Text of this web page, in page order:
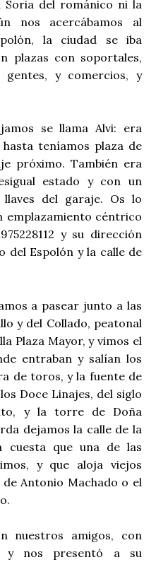
del románico ni la
nos acercábamos al
la ciudad se iba
plazas con soportales,
y comercios, y
se llama Alvi: era
teníamos plaza de
próximo. También era
estado y con un
del garaje. Os lo
emplazamiento céntrico
y su dirección
del Espolón y la calle de
a pasear junto a las
y del Collado, peatonal
Plaza Mayor, y vimos el
entraban y salían los
de toros, y la fuente de
Doce Linajes, del siglo
y la torre de Doña
dejamos la calle de la
cuesta que una de las
y que aloja viejos
Antonio Machado o el
nuestros amigos, con
y nos presentó a su